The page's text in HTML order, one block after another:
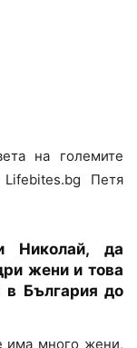
на големите
Петя
Николай, да
жени и това
в България до
има много жени,